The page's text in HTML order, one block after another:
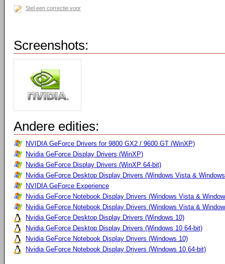
Stel een correctie voor
Screenshots:
Andere edities:
NVIDIA GeForce Drivers for 9800 GX2 / 9600 GT (WinXP)
Nvidia GeForce Display Drivers (WinXP)
Nvidia GeForce Display Drivers (WinXP 64-bit)
Nvidia GeForce Desktop Display Drivers (Windows Vista &
NVIDIA GeForce Experience
Nvidia GeForce Notebook Display Drivers (Windows Vista &
Nvidia GeForce Notebook Display Drivers (Windows Vista &
Nvidia GeForce Desktop Display Drivers (Windows 10)
Nvidia GeForce Desktop Display Drivers (Windows 10 64-bit)
Nvidia GeForce Notebook Display Drivers (Windows 10)
Nvidia GeForce Notebook Display Drivers (Windows 10 64-bit)